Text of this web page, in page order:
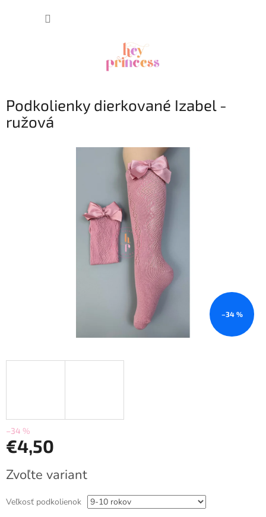
Podkolienky dierkované Izabel -
ružová
–34 %
–34 %
€4,50
cena:
Zvoľte variant
Veľkosť podkolienok